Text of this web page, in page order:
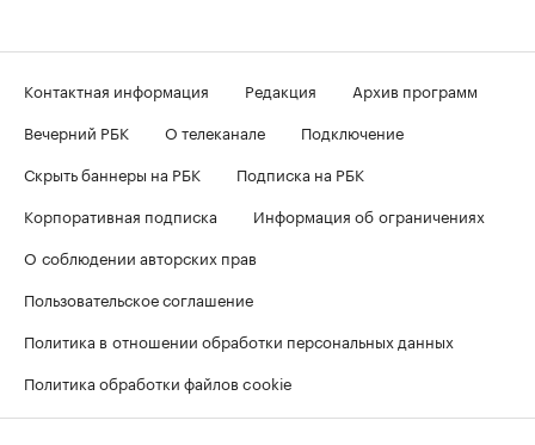
Контактная информация Редакция
Архив программ
Вечерний РБК
О телеканале
Подключение
Скрыть баннеры на РБК
Подписка на РБК
Корпоративная подписка
Информация об ограничениях
О соблюдении авторских прав
Пользовательское соглашение
Политика в отношении обработки персональных данных
Политика обработки файлов cookie